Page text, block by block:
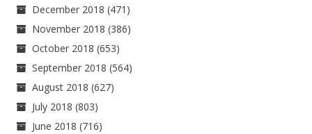
December 2018 (471)
November 2018 (386)
October 2018 (653)
September 2018 (564)
August 2018 (627)
July 2018 (803)
June 2018 (716)